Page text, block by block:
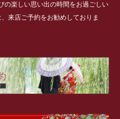
の楽しい思い出の時間をお過ごしい
来店ご予約をお勧めしておりま